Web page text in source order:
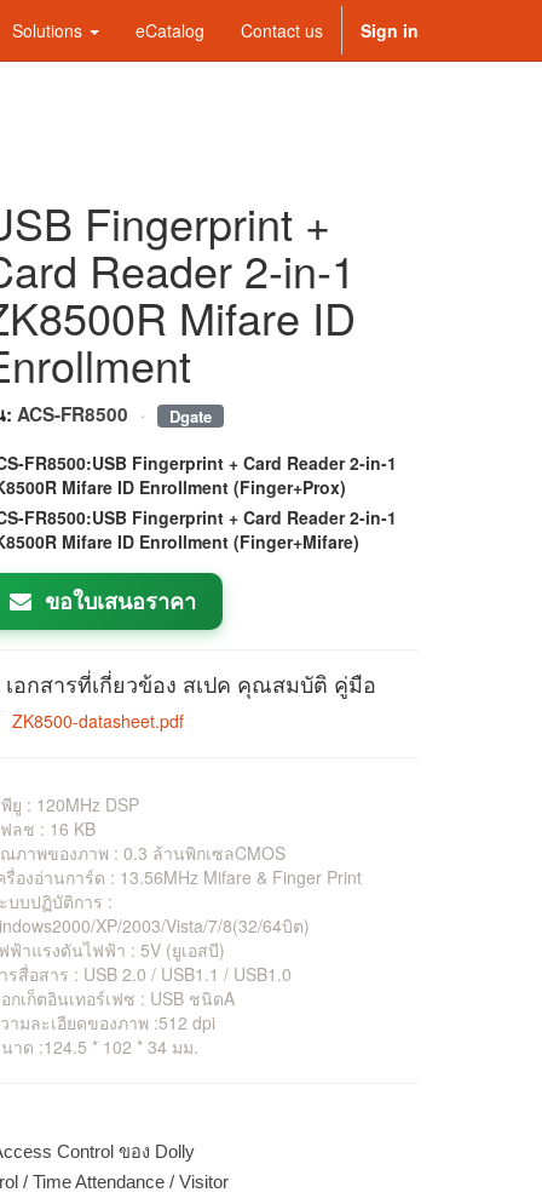
Solutions eCatalog Contact us Sign in
Fingerprint +
Reader 2-in-1
Mifare ID
: ACS-FR8500 · Dgate
FR8500:USB Fingerprint + Card Reader 2-in-1
Mifare ID Enrollment (Finger+Prox)
FR8500:USB Fingerprint + Card Reader 2-in-1
Mifare ID Enrollment (Finger+Mifare)
ขอใบเสนอราคา
เอกสารที่เกี่ยวข้อง สเปค คุณสมบัติ คู่มือ
ZK8500-datasheet.pdf
ยู : 120MHz DSP
ลช : 16 KB
ภาพของภาพ : 0.3 ล้านพิกเซลCMOS
รื่องอ่านการ์ด : 13.56MHz Mifare & Finger Print
บบปฏิบัติการ :
XP/2003/Vista/7/8(32/64บิต)
ฟ้าแรงดันไฟฟ้า : 5V (ยูเอสบี)
รสื่อสาร : USB 2.0 / USB1.1 / USB1.0
กเก็ตอินเทอร์เฟซ : USB ชนิดA
ามละเอียดของภาพ :512 dpi
าด :124.5 * 102 * 34 มม.
Control ของ Dolly
/ Time Attendance / Visitor